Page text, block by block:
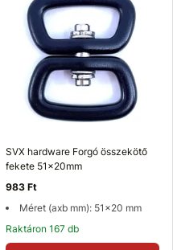
SVX hardware Forgó összekötő
fekete 51x20mm
983 Ft
Méret (axb mm): 51x20 mm
Raktáron 167 db